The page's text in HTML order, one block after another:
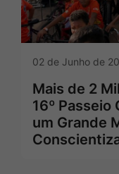
02 de Junho de
Mais de 2
16º
um Grande